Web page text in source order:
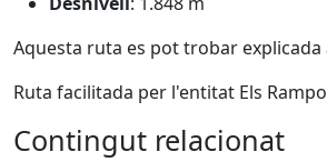
Aquesta ruta es pot trobar explicada
Ruta facilitada per l'entitat Els
Contingut relacionat